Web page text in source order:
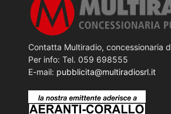
Contatta Multiradio, concessionaria
Per info: Tel. 059 698555
E-mail: pubblicita@multiradiosrl.it